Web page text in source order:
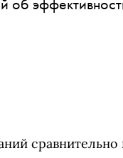
сравнительно